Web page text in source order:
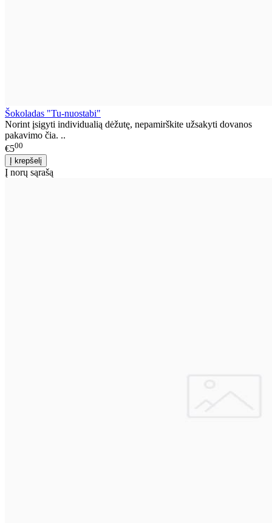
Šokoladas "Tu-nuostabi"
Norint įsigyti individualią dėžutę, nepamirškite užsakyti dovanos
pakavimo čia. ..
€500
Į norų sąrašą